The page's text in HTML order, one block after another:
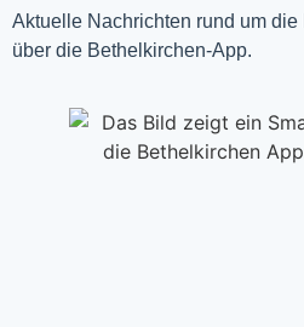
Aktuelle Nachrichten rund um
über die Bethelkirchen-App.